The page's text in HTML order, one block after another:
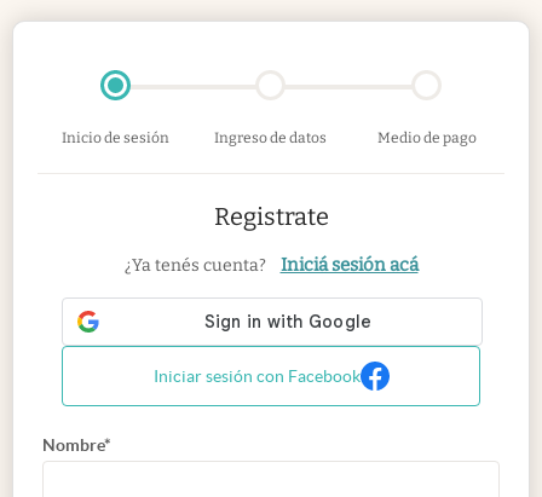
Inicio de sesión Ingreso de datos Medio de pago
Registrate
¿Ya tenés cuenta? Iniciá sesión acá
Iniciar sesión con Facebook
Nombre*